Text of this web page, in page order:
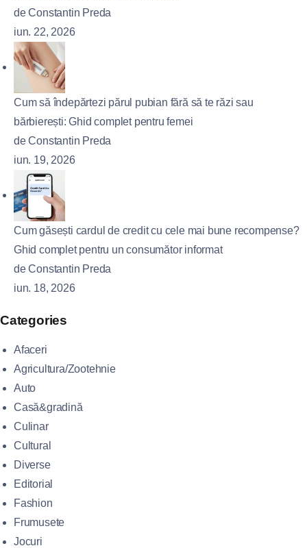
de Constantin Preda
iun. 22, 2026
Cum să îndepărtezi părul pubian fără să te răzi sau
bărbierești: Ghid complet pentru femei
de Constantin Preda
iun. 19, 2026
Cum găsești cardul de credit cu cele mai bune recompense?
Ghid complet pentru un consumător informat
de Constantin Preda
iun. 18, 2026
Categories
Afaceri
Agricultura/Zootehnie
Auto
Casă&gradină
Culinar
Cultural
Diverse
Editorial
Fashion
Frumusete
Jocuri